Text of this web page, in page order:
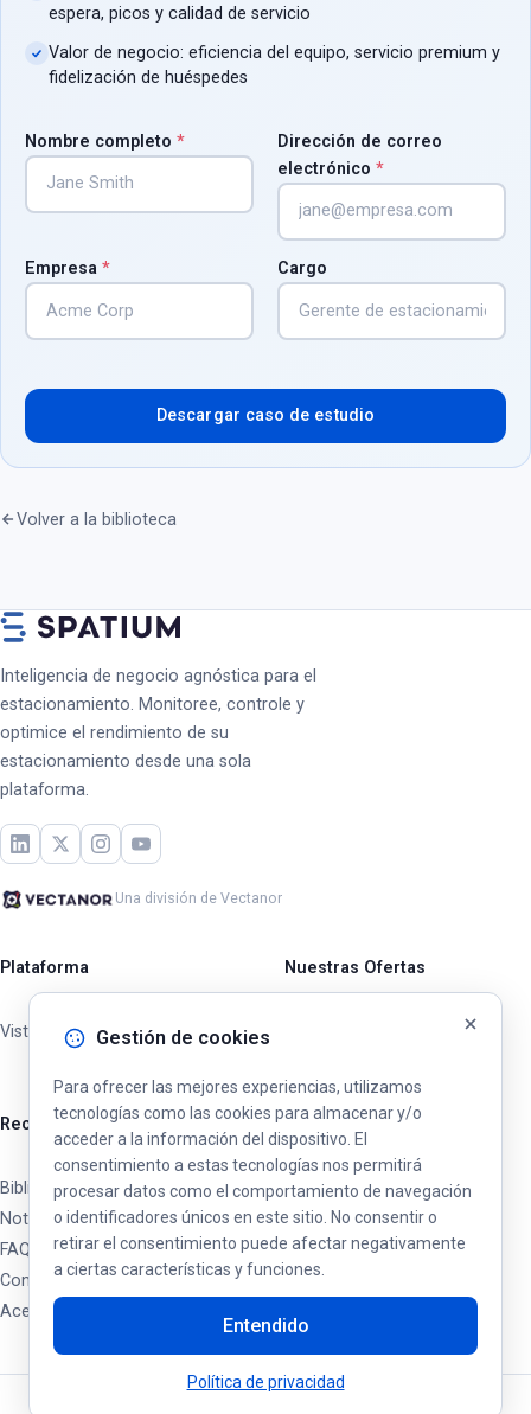
espera, picos y calidad de servicio
Valor de negocio: eficiencia del equipo, servicio premium y
fidelización de huéspedes
Nombre completo *
Dirección de correo
electrónico *
Empresa * Cargo
Descargar caso de estudio
Volver a la biblioteca
Inteligencia de negocio agnóstica para el
estacionamiento. Monitoree, controle y
optimice el rendimiento de su
estacionamiento desde una sola
plataforma.
Una división de Vectanor
Plataforma
Vista general
Nuestras Ofertas
Recursos
Biblioteca
Noticias y Actualizaciones
FAQ
Contacto
Acerca de
Gestión de cookies
Para ofrecer las mejores experiencias, utilizamos
tecnologías como las cookies para almacenar y/o
acceder a la información del dispositivo. El
consentimiento a estas tecnologías nos permitirá
procesar datos como el comportamiento de navegación
o identificadores únicos en este sitio. No consentir o
retirar el consentimiento puede afectar negativamente
a ciertas características y funciones.
Entendido
Política de privacidad